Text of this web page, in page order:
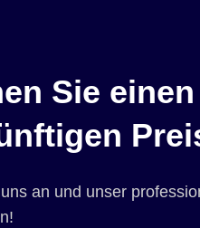
Sie
an und unser